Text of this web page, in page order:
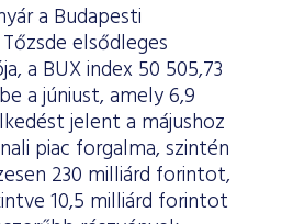
a Budapesti
elsődleges
a BUX index 50 505,73
a júniust, amely 6,9
jelent a májushoz
piac forgalma, szintén
230 milliárd forintot,
10,5 milliárd forintot